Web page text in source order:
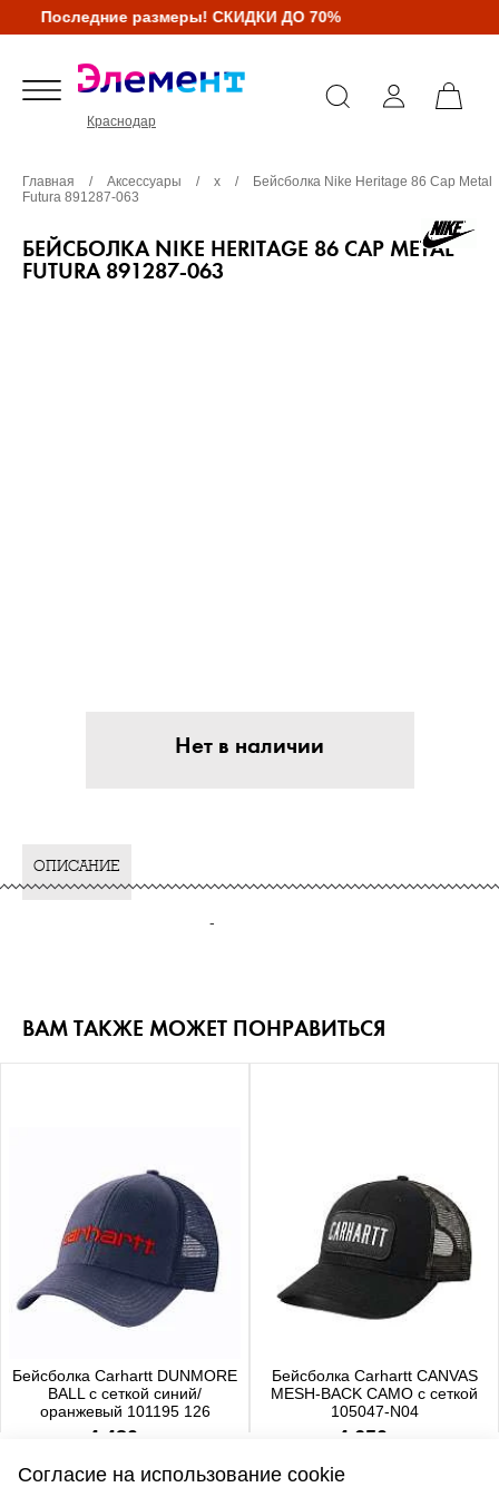
Последние размеры! СКИДКИ ДО 70%
Краснодар
Главная / Аксессуары / х /
Бейсболка Nike Heritage 86 Cap Metal
Futura 891287-063
БЕЙСБОЛКА NIKE HERITAGE 86 CAP METAL
FUTURA 891287-063
Нет в наличии
ОПИСАНИЕ
-
ВАМ ТАКЖЕ МОЖЕТ ПОНРАВИТЬСЯ
Бейсболка Carhartt DUNMORE
BALL с сеткой синий/
оранжевый 101195 126
4 480 р.
Бейсболка Carhartt CANVAS
MESH-BACK CAMO с сеткой
105047-N04
4 650 р.
Согласие на использование cookie